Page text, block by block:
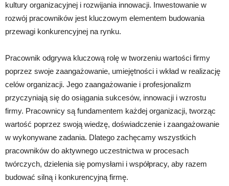
kultury organizacyjnej i rozwijania innowacji. Inwestowanie w
rozwój pracowników jest kluczowym elementem budowania
przewagi konkurencyjnej na rynku.
Pracownik odgrywa kluczową rolę w tworzeniu wartości firmy
poprzez swoje zaangażowanie, umiejętności i wkład w realizację
celów organizacji. Jego zaangażowanie i profesjonalizm
przyczyniają się do osiągania sukcesów, innowacji i wzrostu
firmy. Pracownicy są fundamentem każdej organizacji, tworząc
wartość poprzez swoją wiedzę, doświadczenie i zaangażowanie
w wykonywane zadania. Dlatego zachęcamy wszystkich
pracowników do aktywnego uczestnictwa w procesach
twórczych, dzielenia się pomysłami i współpracy, aby razem
budować silną i konkurencyjną firmę.